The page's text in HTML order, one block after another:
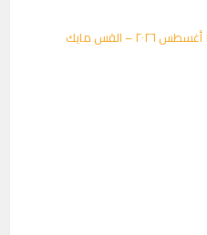
خدمة الكنيسة المباشر يوم الأحد ٢ أغسطس ٢٠٢٦ – القس مايك